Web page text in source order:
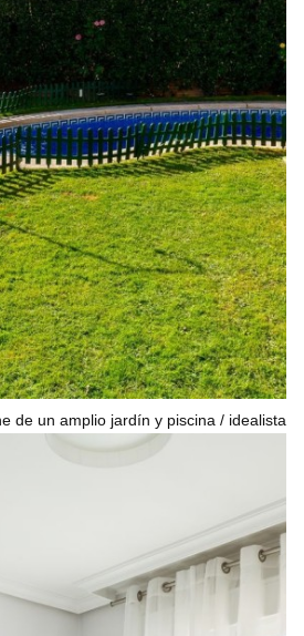
de un amplio jardín y piscina idealista